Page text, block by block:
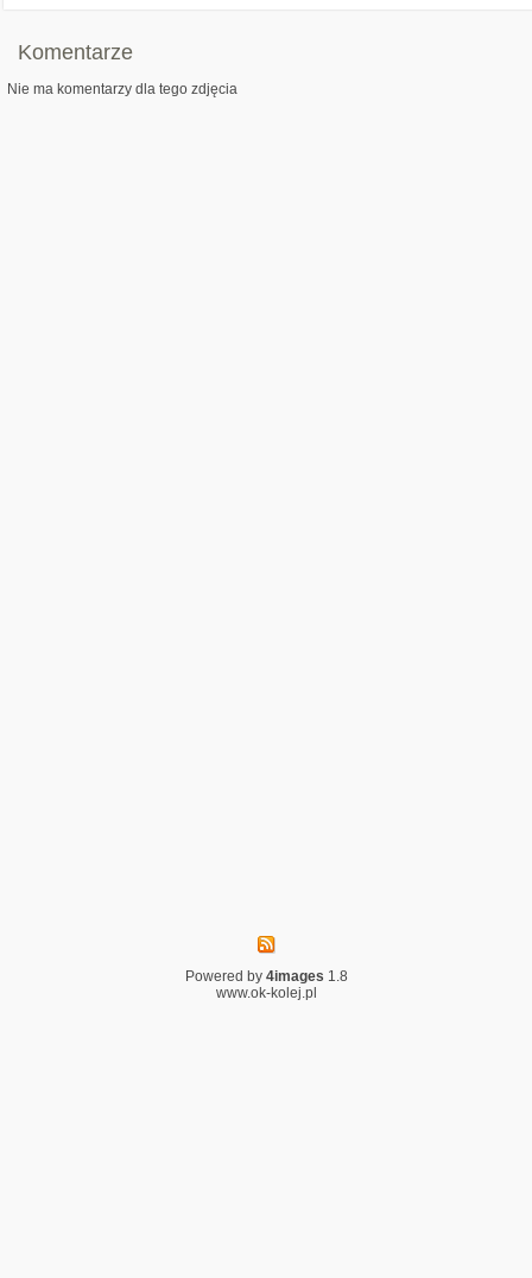
Komentarze
Nie ma komentarzy dla tego zdjęcia
Powered by 4images 1.8
www.ok-kolej.pl